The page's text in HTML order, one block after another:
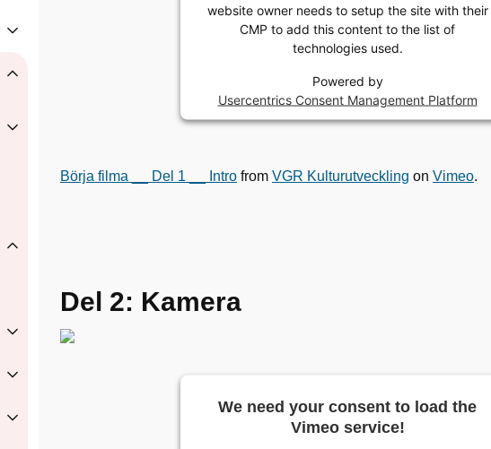
website owner needs to setup the site with their
CMP to add this content to the list of
technologies used.
Powered by
Usercentrics Consent Management Platform
Börja filma __ Del 1 __ Intro from VGR Kulturutveckling on Vimeo.
Del 2: Kamera
We need your consent to load the
Vimeo service!